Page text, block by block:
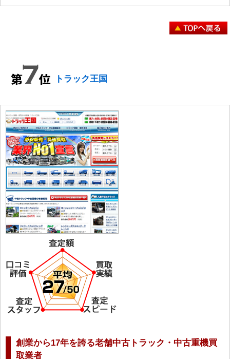
トラック王国
創業から17年を誇る老舗中古トラック・中古重機買
取業者